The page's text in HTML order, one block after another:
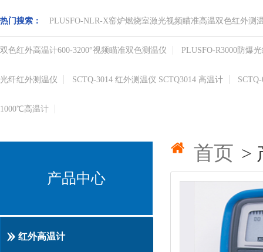
热门搜索： PLUSFO-NLR-X窑炉燃烧室激光视频瞄准高温双色红外测
双色红外高温计​600-3200°视频瞄准​双色测温仪 PLUSFO-R3000防爆
光纤红外测温仪 SCTQ-3014 红外测温仪 SCTQ3014 高温计
1000℃​高温计
产品中心
红外高温计
首页 >